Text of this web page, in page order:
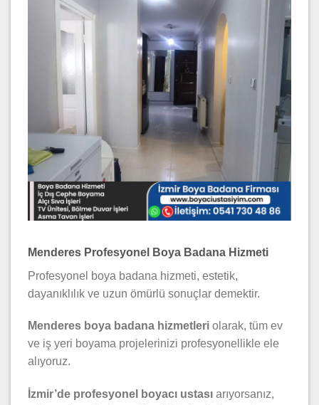
Menderes Profesyonel Boya Badana Hizmeti
Profesyonel boya badana hizmeti, estetik,
dayanıklılık ve uzun ömürlü sonuçlar demektir.
Menderes boya badana hizmetleri olarak, tüm ev
ve iş yeri boyama projelerinizi profesyonellikle ele
alıyoruz.
İzmir’de profesyonel boyacı ustası arıyorsanız,